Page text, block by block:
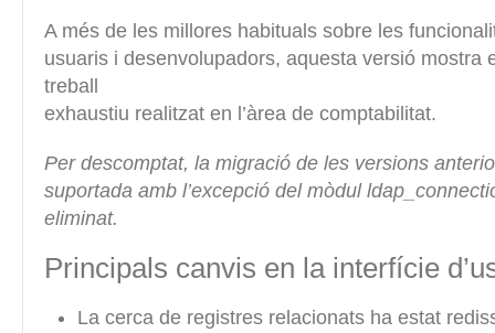
A més de les millores habituals sobre les
usuaris i desenvolupadors, aquesta versió mostra
treball
exhaustiu realitzat en l’àrea de comptabilitat.
Per descomptat, la migració de les versions
suportada amb l’excepció del mòdul
eliminat.
Principals canvis en la interfície
La cerca de registres relacionats ha estat